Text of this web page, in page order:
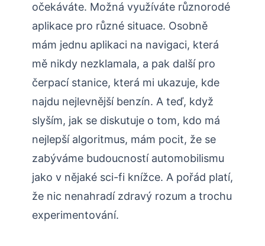
očekáváte. Možná využíváte různorodé
aplikace pro různé situace. Osobně
mám jednu aplikaci na navigaci, která
mě nikdy nezklamala, a pak další pro
čerpací stanice, která mi ukazuje, kde
najdu nejlevnější benzín. A teď, když
slyším, jak se diskutuje o tom, kdo má
nejlepší algoritmus, mám pocit, že se
zabýváme budoucností automobilismu
jako v nějaké sci-fi knížce. A pořád platí,
že nic nenahradí zdravý rozum a trochu
experimentování.